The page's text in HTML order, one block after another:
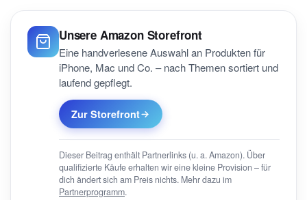
Unsere Amazon Storefront
Eine handverlesene Auswahl an Produkten für
iPhone, Mac und Co. – nach Themen sortiert und
laufend gepflegt.
Zur Storefront
Dieser Beitrag enthält Partnerlinks (u. a. Amazon). Über
qualifizierte Käufe erhalten wir eine kleine Provision – für
dich ändert sich am Preis nichts. Mehr dazu im
Partnerprogramm.